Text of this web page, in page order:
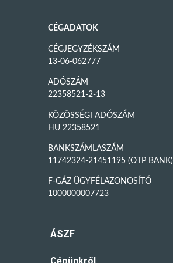
CÉGADATOK
CÉGJEGYZÉKSZÁM
13-06-062777
ADÓSZÁM
22358521-2-13
KÖZÖSSÉGI ADÓSZÁM
HU 22358521
BANKSZÁMLASZÁM
11742324-21451195 (OTP BANK)
F-GÁZ ÜGYFÉLAZONOSÍTÓ
1000000007723
ÁSZF